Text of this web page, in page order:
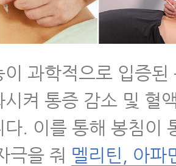
증증세 완화에 도움 되
히 하면 증상이 완화됩
증운동 – 둔근(엉덩이
착증 증상 완화에 좋은
이 과학적으로 입증된
시켜 통증 감소 및 혈
다. 이를 통해 봉침이
극을 줘 멜리틴, 아파